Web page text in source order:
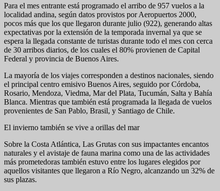
Para el mes entrante está programado el arribo de 957 vuelos a la
localidad andina, según datos provistos por Aeropuertos 2000,
pocos más que los que llegaron durante julio (922), generando altas
expectativas por la extensión de la temporada invernal ya que se
espera la llegada constante de turistas durante todo el mes con cerca
de 30 arribos diarios, de los cuales el 80% provienen de Capital
Federal y provincia de Buenos Aires.
La mayoría de los viajes corresponden a destinos nacionales, siendo
el principal centro emisivo Buenos Aires, seguido por Córdoba,
Rosario, Mendoza, Viedma, Mar del Plata, Tucumán, Salta y Bahía
Blanca. Mientras que también está programada la llegada de vuelos
provenientes de San Pablo, Brasil, y Santiago de Chile.
El invierno también se vive a orillas del mar
Sobre la Costa Atlántica, Las Grutas con sus impactantes encantos
naturales y el avistaje de fauna marina como una de las actividades
más prometedoras también estuvo entre los lugares elegidos por
aquellos visitantes que llegaron a Río Negro, alcanzando un 32% de
sus plazas.